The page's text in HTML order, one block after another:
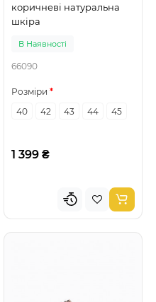
коричневі натуральна
шкіра
В Наявності
66090
Розміри
40
42 43 44 45
1 399 ₴